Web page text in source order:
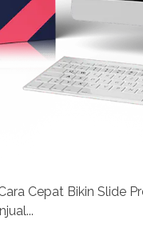
Cepat Bikin Slide